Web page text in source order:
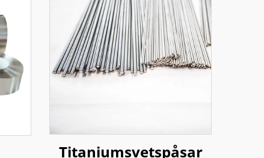
Titaniumsvetspåsar